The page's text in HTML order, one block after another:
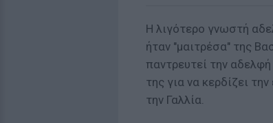
Η λιγότερο γνωστή
ήταν "μαιτρέσα" της
παντρευτεί την
της για να κερδίζει
την Γαλλία.